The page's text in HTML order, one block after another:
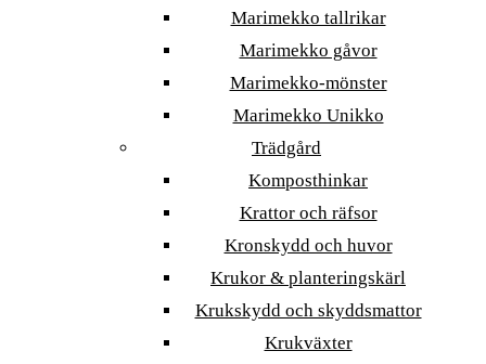
Marimekko tallrikar
Marimekko gåvor
Marimekko-mönster
Marimekko Unikko
Trädgård
Komposthinkar
Krattor och räfsor
Kronskydd och huvor
Krukor & planteringskärl
Krukskydd och skyddsmattor
Krukväxter